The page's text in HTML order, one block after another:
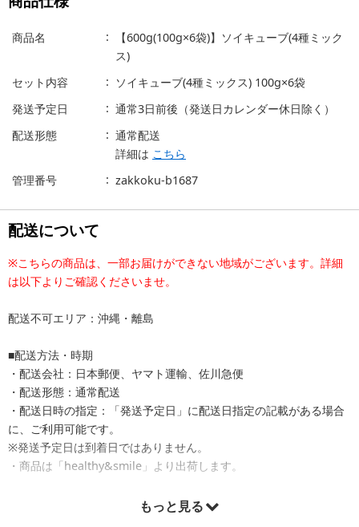
商品名
【600g(100g×6袋)】ソイキューブ(4種ミック
ス)
セット内容
ソイキューブ(4種ミックス) 100g×6袋
発送予定日
通常3日前後（発送日カレンダー休日除く）
配送形態
通常配送
詳細は こちら
管理番号
zakkoku-b1687
配送について
※こちらの商品は、一部お届けができない地域がございます。詳細
は以下よりご確認くださいませ。
配送不可エリア：沖縄・離島
■配送方法・時期
・配送会社：日本郵便、ヤマト運輸、佐川急便
・配送形態：通常配送
・配送日時の指定：「発送予定日」に配送日指定の記載がある場合
に、ご利用可能です。
※発送予定日は到着日ではありません。
・商品は「healthy&smile」より出荷します。
もっと見る